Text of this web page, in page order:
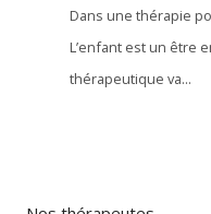
Dans une thérapie
L’enfant est un être
thérapeutique va...